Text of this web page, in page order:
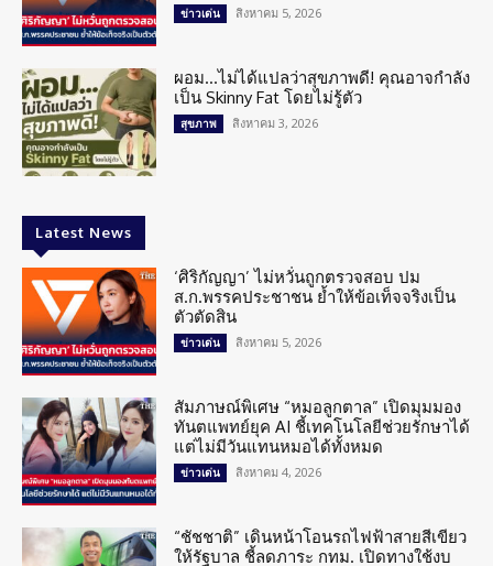
ข่าวเด่น สิงหาคม 5, 2026
ผอม…ไม่ได้แปลว่าสุขภาพดี! คุณอาจกำลัง
เป็น Skinny Fat โดยไม่รู้ตัว
สุขภาพ สิงหาคม 3, 2026
Latest News
‘ศิริกัญญา’ ไม่หวั่นถูกตรวจสอบ ปม
ส.ก.พรรคประชาชน ย้ำให้ข้อเท็จจริงเป็น
ตัวตัดสิน
ข่าวเด่น สิงหาคม 5, 2026
สัมภาษณ์พิเศษ “หมอลูกตาล” เปิดมุมมอง
ทันตแพทย์ยุค AI ชี้เทคโนโลยีช่วยรักษาได้
แต่ไม่มีวันแทนหมอได้ทั้งหมด
ข่าวเด่น สิงหาคม 4, 2026
“ชัชชาติ” เดินหน้าโอนรถไฟฟ้าสายสีเขียว
ให้รัฐบาล ชี้ลดภาระ กทม. เปิดทางใช้งบ